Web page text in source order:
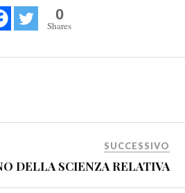
0
Shares
SUCCESSIVO
DELLA SCIENZA RELATIVA